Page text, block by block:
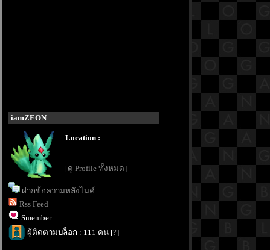
iamZEON
Location :
[ดู Profile ทั้งหมด]
ฝากข้อความหลังไมค์
Rss Feed
Smember
ผู้ติดตามบล็อก : 111 คน [?]